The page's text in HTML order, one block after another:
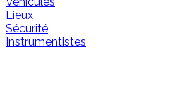
Lieux
Sécurité
Instrumentistes